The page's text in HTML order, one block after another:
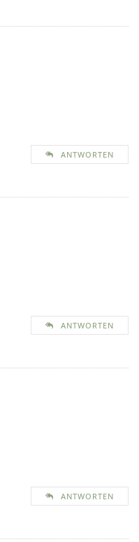
ANTWORTEN
ANTWORTEN
ANTWORTEN